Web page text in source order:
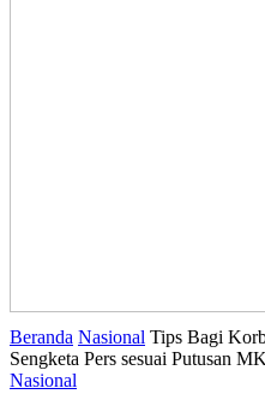
Beranda Nasional Tips Bagi
Sengketa Pers sesuai Putusan MK
Nasional